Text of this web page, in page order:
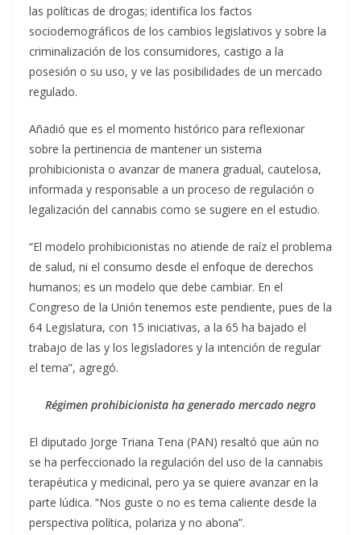
las políticas de drogas; identifica los factos
sociodemográficos de los cambios legislativos y sobre la
criminalización de los consumidores, castigo a la
posesión o su uso, y ve las posibilidades de un mercado
regulado.
Añadió que es el momento histórico para reflexionar
sobre la pertinencia de mantener un sistema
prohibicionista o avanzar de manera gradual, cautelosa,
informada y responsable a un proceso de regulación o
legalización del cannabis como se sugiere en el estudio.
“El modelo prohibicionistas no atiende de raíz el problema
de salud, ni el consumo desde el enfoque de derechos
humanos; es un modelo que debe cambiar. En el
Congreso de la Unión tenemos este pendiente, pues de la
64 Legislatura, con 15 iniciativas, a la 65 ha bajado el
trabajo de las y los legisladores y la intención de regular
el tema”, agregó.
Régimen prohibicionista ha generado mercado negro
El diputado Jorge Triana Tena (PAN) resaltó que aún no
se ha perfeccionado la regulación del uso de la cannabis
terapéutica y medicinal, pero ya se quiere avanzar en la
parte lúdica. “Nos guste o no es tema caliente desde la
perspectiva política, polariza y no abona”.